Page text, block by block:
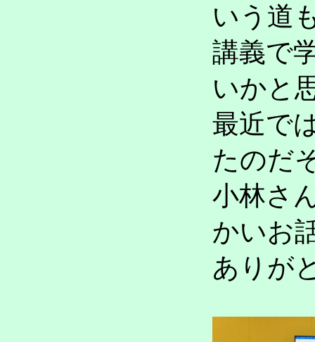
いう道
講義で
いかと
最近で
たのだ
小林さ
かいお
ありが